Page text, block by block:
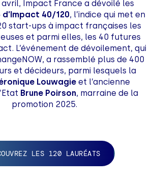
Impact France a dévoilé les
40/120, l’indice qui met en
start-ups à impact françaises les
et parmi elles, les 40 futures
L’événement de dévoilement, qui
a rassemblé plus de 400
et décideurs, parmi lesquels la
Louwagie et l’ancienne
Brune Poirson, marraine de la
promotion 2025.
LES 120 LAURÉATS